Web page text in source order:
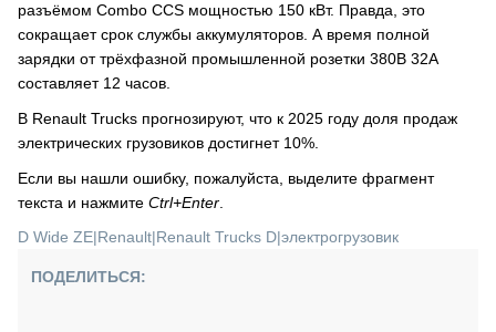
разъёмом Combo CCS мощностью 150 кВт. Правда, это
сокращает срок службы аккумуляторов. А время полной
зарядки от трёхфазной промышленной розетки 380В 32А
составляет 12 часов.
В Renault Trucks прогнозируют, что к 2025 году доля продаж
электрических грузовиков достигнет 10%.
Если вы нашли ошибку, пожалуйста, выделите фрагмент
текста и нажмите Ctrl+Enter
D Wide ZE|Renault|Renault Trucks D|электрогрузовик
ПОДЕЛИТЬСЯ: